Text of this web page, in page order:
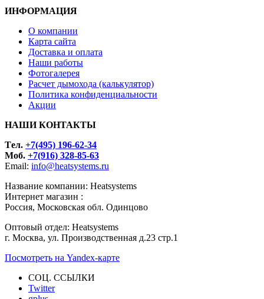
ИНФОРМАЦИЯ
О компании
Карта сайта
Доставка и оплата
Наши работы
Фотогалерея
Расчет дымохода (калькулятор)
Политика конфиденциальности
Акции
НАШИ КОНТАКТЫ
Tел. +7(495) 196-62-34
Моб. +7(916) 328-85-63
Email: info@heatsystems.ru
Название компании: Heatsystems
Интернет магазин :
Россия, Московская обл. Одинцово
Оптовый отдел: Heatsystems
г. Москва, ул. Производственная д.23 стр.1
Посмотреть на Yandex-карте
СОЦ. ССЫЛКИ
Twitter